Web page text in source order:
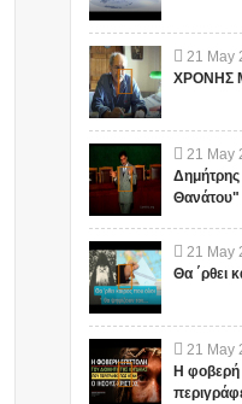
21 May
ΧΡΟΝΗΣ
21 May
Θανάτου"
21 May
Θα ΄ρθει
21 May
Η φοβερή